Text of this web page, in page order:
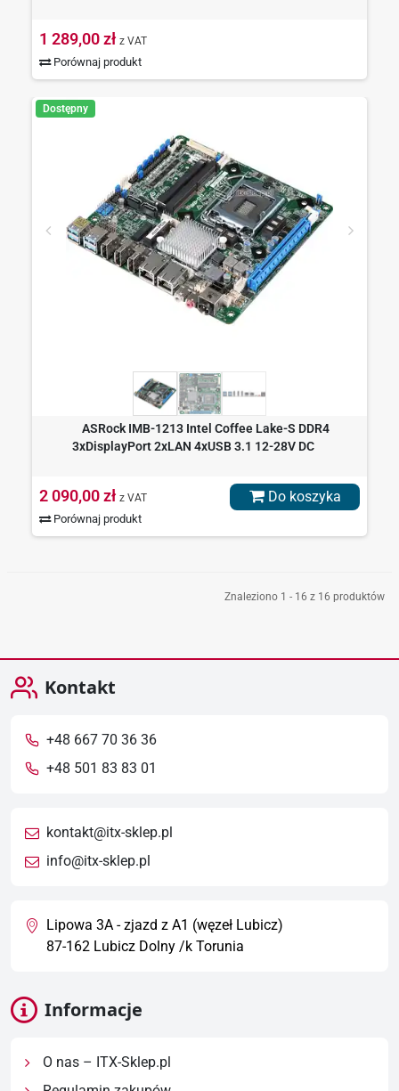
1 289,00 zł z VAT
Porównaj produkt
Dostępny
ASRock IMB-1213 Intel Coffee Lake-S DDR4
3xDisplayPort 2xLAN 4xUSB 3.1 12-28V DC
2 090,00 zł z VAT
Porównaj produkt
Do koszyka
Znaleziono 1 - 16 z 16 produktów
Kontakt
+48 667 70 36 36
+48 501 83 83 01
kontakt@itx-sklep.pl
info@itx-sklep.pl
Lipowa 3A - zjazd z A1 (węzeł Lubicz)
87-162 Lubicz Dolny /k Torunia
Informacje
O nas – ITX-Sklep.pl